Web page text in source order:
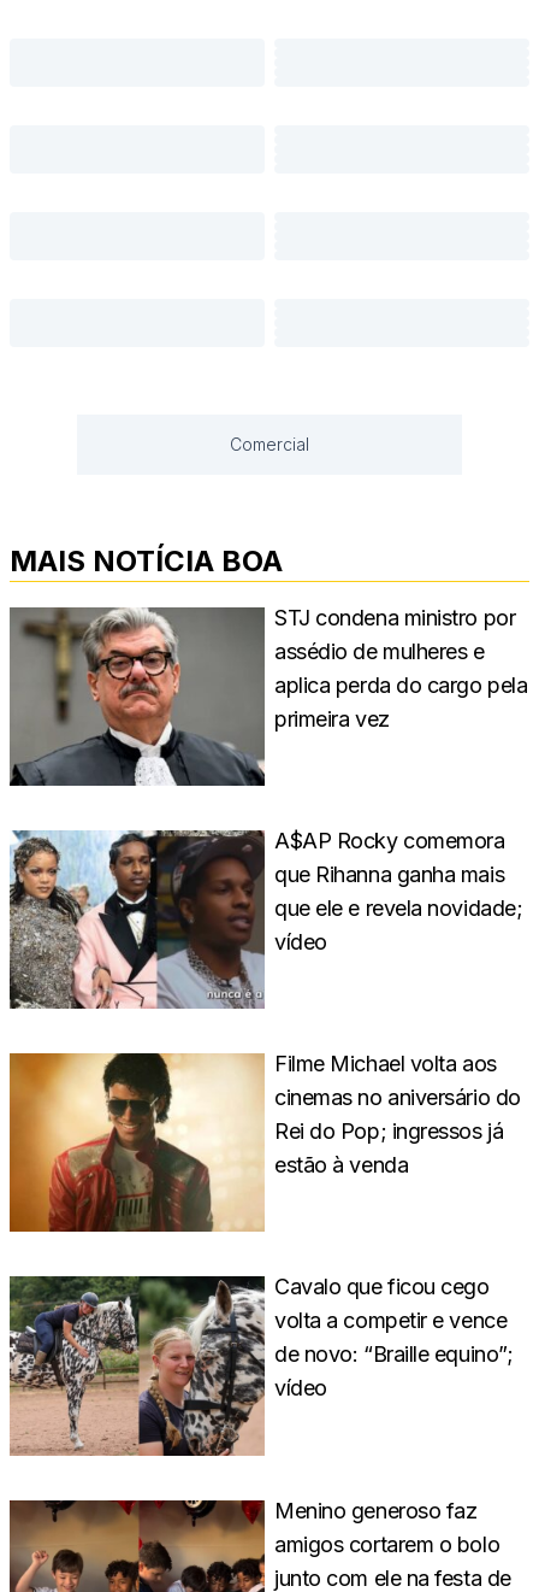
Comercial
MAIS NOTÍCIA BOA
STJ condena ministro por
assédio de mulheres e
aplica perda do cargo pela
primeira vez
A$AP Rocky comemora
que Rihanna ganha mais
que ele e revela novidade;
vídeo
Filme Michael volta aos
cinemas no aniversário do
Rei do Pop; ingressos já
estão à venda
Cavalo que ficou cego
volta a competir e vence
de novo: “Braille equino”;
vídeo
Menino generoso faz
amigos cortarem o bolo
junto com ele na festa de